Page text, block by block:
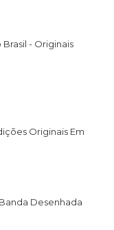
- Originais
Originais Em
Desenhada